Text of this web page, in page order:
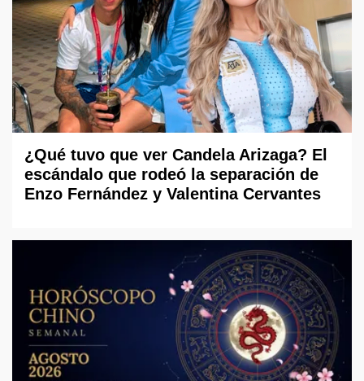
¿Qué tuvo que ver Candela Arizaga? El
escándalo que rodeó la separación de
Enzo Fernández y Valentina Cervantes